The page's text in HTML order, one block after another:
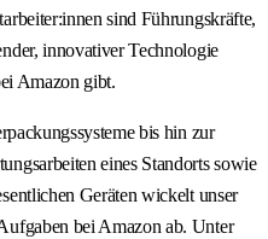
sind Führungskräfte,
innovativer Technologie
Amazon gibt.
bis hin zur
eines Standorts sowie
Geräten wickelt unser
bei Amazon ab. Unter